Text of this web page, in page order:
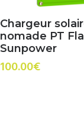
Chargeur
nomade PT
Sunpower
100.00€